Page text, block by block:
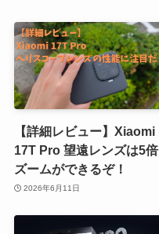
【詳細レビュー】Xiaomi
17T Pro 望遠レンズは5倍
ズームができるぞ！
2026年6月11日